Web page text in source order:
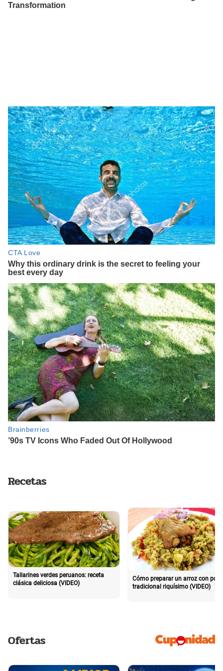
Recetas
Tallarines verdes peruanos: receta
clásica deliciosa (VIDEO)
Cómo preparar un arroz con pollo
tradicional riquísimo (VIDEO)
Ofertas